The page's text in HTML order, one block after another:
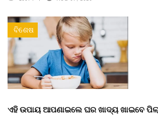
ବିଶେଷ
ଏହି ଉପାୟ ଆପଣାଇଲେ ଘର ଖାଦ୍ୟ ଖାଇବେ